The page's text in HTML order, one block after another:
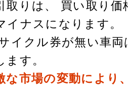
取りは、 買い取り
イナスになります。
イクル券が無い車両
ます。
な市場の変動により